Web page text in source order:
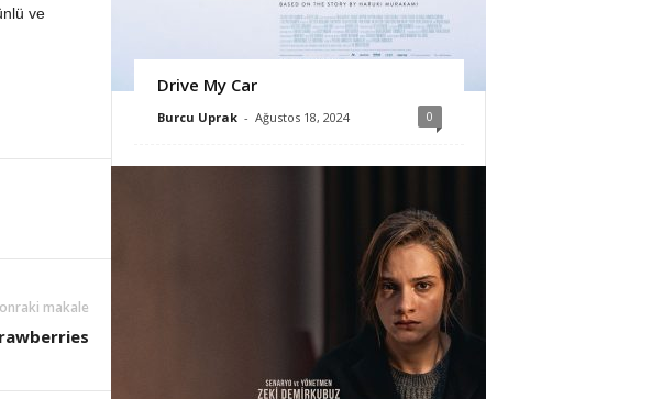
ve
makale
Drive My Car
Burcu Uprak - Ağustos 18, 2024 0